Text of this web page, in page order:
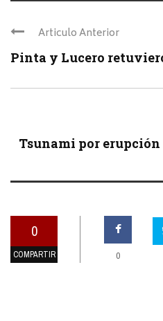
Articulo Anterior
Pinta y Lucero
Tsunami por
0
COMPARTIR 0